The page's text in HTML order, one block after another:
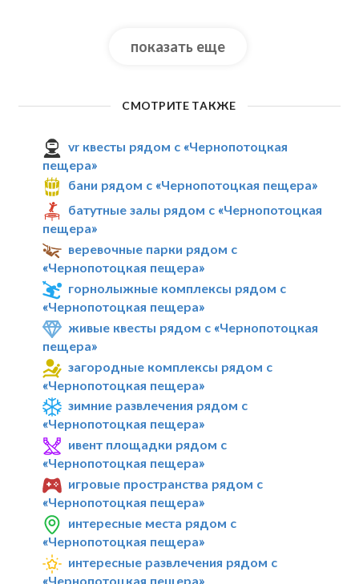
показать еще
СМОТРИТЕ ТАКЖЕ
vr квесты рядом с «Чернопотоцкая
пещера»
бани рядом с «Чернопотоцкая пещера»
батутные залы рядом с «Чернопотоцкая
пещера»
веревочные парки рядом с
«Чернопотоцкая пещера»
горнолыжные комплексы рядом с
«Чернопотоцкая пещера»
живые квесты рядом с «Чернопотоцкая
пещера»
загородные комплексы рядом с
«Чернопотоцкая пещера»
зимние развлечения рядом с
«Чернопотоцкая пещера»
ивент площадки рядом с
«Чернопотоцкая пещера»
игровые пространства рядом с
«Чернопотоцкая пещера»
интересные места рядом с
«Чернопотоцкая пещера»
интересные развлечения рядом с
«Чернопотоцкая пещера»